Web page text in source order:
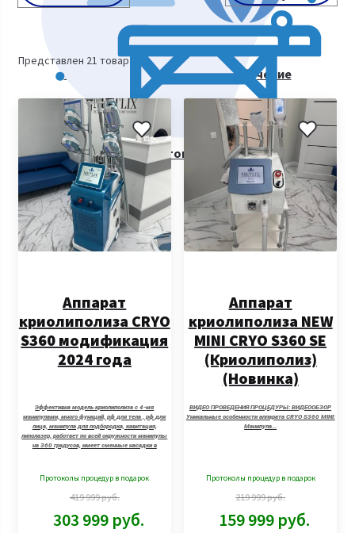
Курсы косметологии. Видеообучение
Все товары
Представлен 21 товар
Аппарат
криолиполиза CRYO
S360 модификация
2024 года
Эффективна модель криолиполиза с 4-мя
манипулами, много функций, рф для тела , рф для
лица, манипула для подбородка, кавитация,
липолазер, работает по всей окружности манипулы
на 360 градусов, имеет сменные насадки в
Протоколы процедур в подарок
419 999руб.
303 999 руб.
Аппарат
криолиполиза NEW
MINI CRYO S360 SE
(Криолиполиз)
(Новинка)
ВИДЕО ПРОВЕДЕНИЯ ПРОЦЕДУРЫ: ВИДЕООБЗОР
Уникальные особенности аппарата CRYO S360 MINI:
Манипула…
Протоколы процедур в подарок
219 999руб.
159 999 руб.